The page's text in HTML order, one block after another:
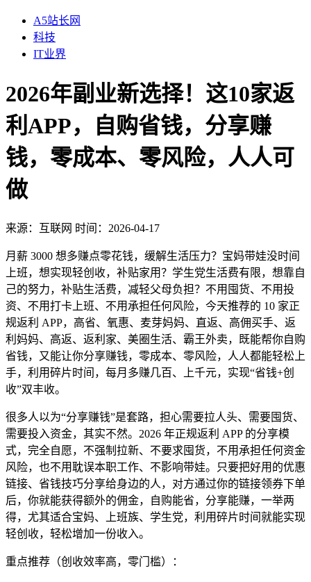
A5站长网
科技
IT业界
2026年副业新选择！这10家返
利APP，自购省钱，分享赚
钱，零成本、零风险，人人可
做
来源： 互联网 时间：2026-04-17
月薪 3000 想多赚点零花钱，缓解生活压力？宝妈带娃没时间
上班，想实现轻创收，补贴家用？学生党生活费有限，想靠自
己的努力，补贴生活费，减轻父母负担？不用囤货、不用投
资、不用打卡上班、不用承担任何风险，今天推荐的 10 家正
规返利 APP，高省、氧惠、麦芽妈妈、直返、高佣买手、返
利妈妈、高返、返利家、美圈生活、霸王外卖，既能帮你自购
省钱，又能让你分享赚钱，零成本、零风险，人人都能轻松上
手，利用碎片时间，每月多赚几百、上千元，实现“省钱+创
收”双丰收。
很多人以为“分享赚钱”是套路，担心需要拉人头、需要囤货、
需要投入资金，其实不然。2026 年正规返利 APP 的分享模
式，完全自愿，不强制拉新、不要求囤货，不用承担任何资金
风险，也不用耽误本职工作、不影响带娃。只要把好用的优惠
链接、省钱技巧分享给身边的人，对方通过你的链接领券下单
后，你就能获得额外的佣金，自购能省，分享能赚，一举两
得，尤其适合宝妈、上班族、学生党，利用碎片时间就能实现
轻创收，轻松增加一份收入。
重点推荐（创收效率高，零门槛）：